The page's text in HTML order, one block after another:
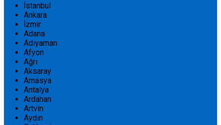
İstanbul
Ankara
İzmir
Adana
Adıyaman
Afyon
Ağrı
Aksaray
Amasya
Antalya
Ardahan
Artvin
Aydın